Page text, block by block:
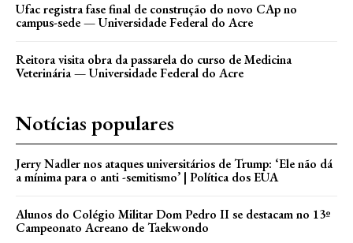
Ufac registra fase final de construção do novo CAp no
campus-sede — Universidade Federal do Acre
Reitora visita obra da passarela do curso de Medicina
Veterinária — Universidade Federal do Acre
Notícias populares
Jerry Nadler nos ataques universitários de Trump: ‘Ele não dá
a mínima para o anti -semitismo’ | Política dos EUA
Alunos do Colégio Militar Dom Pedro II se destacam no 13º
Campeonato Acreano de Taekwondo